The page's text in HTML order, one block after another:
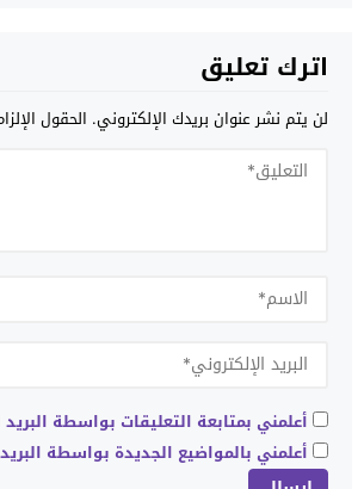
اترك تعليق
لن يتم نشر عنوان بريدك الإلكتروني. الحقول
أعلمني بمتابعة التعليقات بواسطة البريد
أعلمني بالمواضيع الجديدة بواسطة